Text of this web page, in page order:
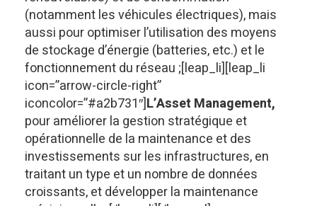
(notamment les véhicules électriques), mais
aussi pour optimiser l’utilisation des moyens
de stockage d’énergie (batteries, etc.) et le
fonctionnement du réseau ;[leap_li][leap_li
icon=”arrow-circle-right”
iconcolor=”#a2b731″]L’Asset Management,
pour améliorer la gestion stratégique et
opérationnelle de la maintenance et des
investissements sur les infrastructures, en
traitant un type et un nombre de données
croissants, et développer la maintenance